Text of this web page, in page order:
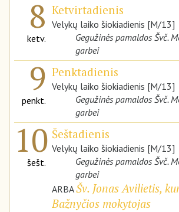
8
ketv.
Ketvirtadienis
Velykų laiko šiokiadienis [M/13]
Gegužinės pamaldos Švč.
garbei
9
penkt.
Penktadienis
Velykų laiko šiokiadienis [M/13]
Gegužinės pamaldos Švč.
garbei
10
šešt.
Šeštadienis
Velykų laiko šiokiadienis [M/13]
Gegužinės pamaldos Švč.
garbei
ARBAŠv. Jonas Avilietis,
Bažnyčios mokytojas